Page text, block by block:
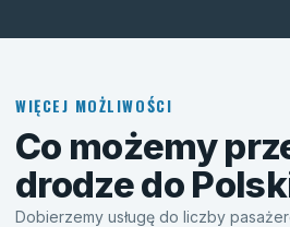
WIĘCEJ MOŻLIWOŚCI
Co możemy
drodze do
Dobierzemy usługę do liczby